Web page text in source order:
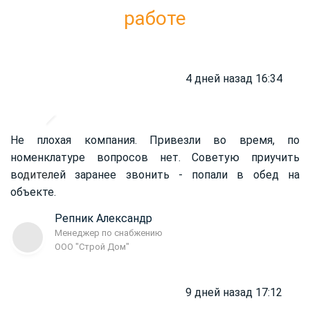
работе
4 дней назад 16:34
Не плохая компания. Привезли во время, по
номенклатуре вопросов нет. Советую приучить
водителей заранее звонить - попали в обед на
объекте.
Репник Александр
Менеджер по снабжению
ООО "Строй Дом"
9 дней назад 17:12